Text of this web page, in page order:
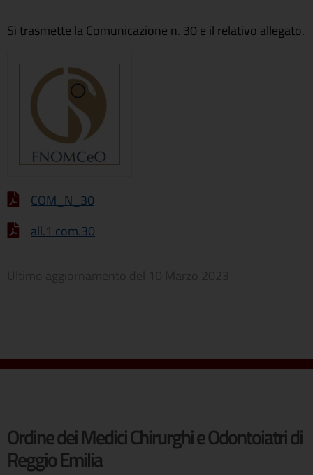
Si trasmette la Comunicazione n. 30 e il relativo allegato.
COM_N_30
all.1 com.30
Ordine dei Medici Chirurghi e Odontoiatri di
Reggio Emilia